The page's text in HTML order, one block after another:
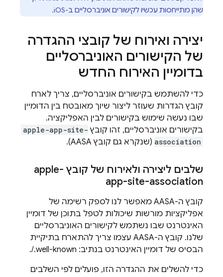
שהן מתייחסות עכשיו לקישורים אוניברסליים ב-iOS.
יצירה ואירוח של קובצי ההגדרה
של הקישורים האוניברסליים
בדומיין האירוח החדש
כדי להשתמש בקישורים אוניברסליים, צריך לארח
קובץ הגדרות שעוזר ליצור שיוך מאובטח בין הדומיין
שבו נעשה שימוש בקישורים לבין האפליקציה.
בקישורים אוניברסליים, זהו קובץ apple-app-site-
association (שנקרא גם קובץ AASA).
שלבים ליצירה ולאירוח של קובץ apple-
app-site-association
קובץ ה-AASA מאפשר לנו לספק רשימה של
אפליקציות מורשות שיכולות לטפל בתוכן של דומיין
האינטרנט שבו נשתמש לקישורים האוניברסליים
שלנו. קובץ ה-AASA עצמו צריך להתארח בתיקיית
הבסיס של דומיין האינטרנט בנתיב: ‎/.well-known.
כדי להשלים את ההגדרה הזו, פועלים לפי השלבים